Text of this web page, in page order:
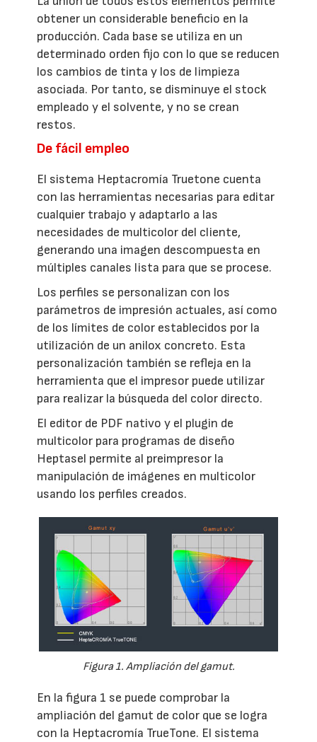
obtener un considerable beneficio en la
producción. Cada base se utiliza en un
determinado orden fijo con lo que se reducen
los cambios de tinta y los de limpieza
asociada. Por tanto, se disminuye el stock
empleado y el solvente, y no se crean
restos.
De fácil empleo
El sistema Heptacromía Truetone cuenta
con las herramientas necesarias para editar
cualquier trabajo y adaptarlo a las
necesidades de multicolor del cliente,
generando una imagen descompuesta en
múltiples canales lista para que se procese.
Los perfiles se personalizan con los
parámetros de impresión actuales, así como
de los límites de color establecidos por la
utilización de un anilox concreto. Esta
personalización también se refleja en la
herramienta que el impresor puede utilizar
para realizar la búsqueda del color directo.
El editor de PDF nativo y el plugin de
multicolor para programas de diseño
Heptasel permite al preimpresor la
manipulación de imágenes en multicolor
usando los perfiles creados.
Figura 1. Ampliación del gamut.
En la figura 1 se puede comprobar la
ampliación del gamut de color que se logra
con la Heptacromía TrueTone. El sistema